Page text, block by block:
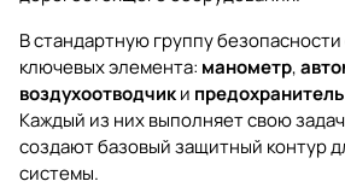
В стандартную группу
ключевых элемента: манометр,
воздухоотводчики
Каждый из них выполняет свою
создают базовый защитный контур
системы.